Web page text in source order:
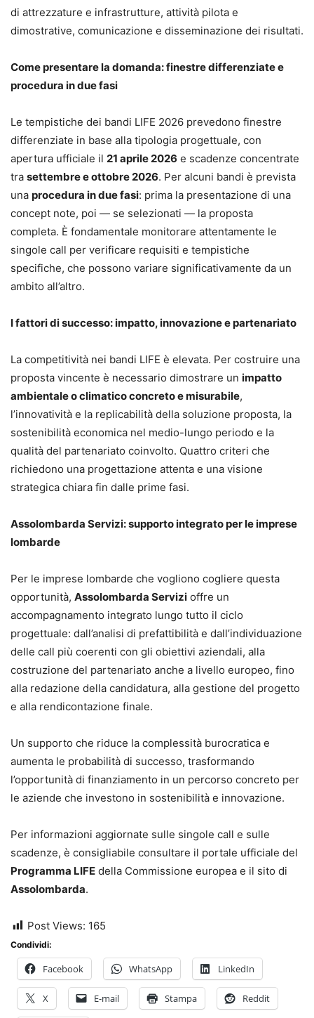
di attrezzature e infrastrutture, attività pilota e
dimostrative, comunicazione e disseminazione dei risultati.
Come presentare la domanda: finestre differenziate e
procedura in due fasi
Le tempistiche dei bandi LIFE 2026 prevedono finestre
differenziate in base alla tipologia progettuale, con
apertura ufficiale il 21 aprile 2026 e scadenze concentrate
tra settembre e ottobre 2026. Per alcuni bandi è prevista
una procedura in due fasi: prima la presentazione di una
concept note, poi — se selezionati — la proposta
completa. È fondamentale monitorare attentamente le
singole call per verificare requisiti e tempistiche
specifiche, che possono variare significativamente da un
ambito all’altro.
I fattori di successo: impatto, innovazione e partenariato
La competitività nei bandi LIFE è elevata. Per costruire una
proposta vincente è necessario dimostrare un impatto
ambientale o climatico concreto e misurabile,
l’innovatività e la replicabilità della soluzione proposta, la
sostenibilità economica nel medio-lungo periodo e la
qualità del partenariato coinvolto. Quattro criteri che
richiedono una progettazione attenta e una visione
strategica chiara fin dalle prime fasi.
Assolombarda Servizi: supporto integrato per le imprese
lombarde
Per le imprese lombarde che vogliono cogliere questa
opportunità, Assolombarda Servizi offre un
accompagnamento integrato lungo tutto il ciclo
progettuale: dall’analisi di prefattibilità e dall’individuazione
delle call più coerenti con gli obiettivi aziendali, alla
costruzione del partenariato anche a livello europeo, fino
alla redazione della candidatura, alla gestione del progetto
e alla rendicontazione finale.
Un supporto che riduce la complessità burocratica e
aumenta le probabilità di successo, trasformando
l’opportunità di finanziamento in un percorso concreto per
le aziende che investono in sostenibilità e innovazione.
Per informazioni aggiornate sulle singole call e sulle
scadenze, è consigliabile consultare il portale ufficiale del
Programma LIFE della Commissione europea e il sito di
Assolombarda.
Post Views: 165
Condividi:
Facebook WhatsApp LinkedIn
X E-mail Stampa Reddit